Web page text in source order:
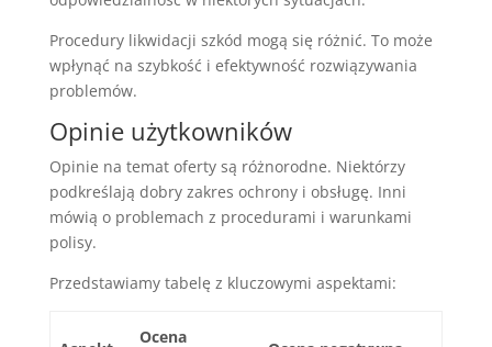
Procedury likwidacji szkód mogą się różnić. To może
wpłynąć na szybkość i efektywność rozwiązywania
problemów.
Opinie użytkowników
Opinie na temat oferty są różnorodne. Niektórzy
podkreślają dobry zakres ochrony i obsługę. Inni
mówią o problemach z procedurami i warunkami
polisy.
Przedstawiamy tabelę z kluczowymi aspektami:
Ocena